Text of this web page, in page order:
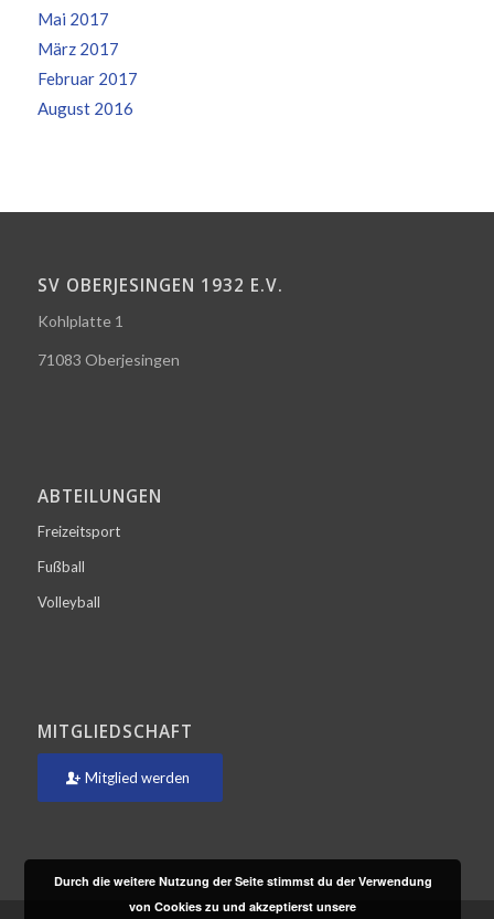
Mai 2017
März 2017
Februar 2017
August 2016
SV OBERJESINGEN 1932 E.V.
Kohlplatte 1
71083 Oberjesingen
ABTEILUNGEN
Freizeitsport
Fußball
Volleyball
MITGLIEDSCHAFT
Mitglied werden
Durch die weitere Nutzung der Seite stimmst du der Verwendung
von Cookies zu und akzeptierst unsere